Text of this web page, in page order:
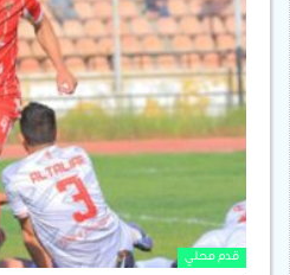
قدم محلي